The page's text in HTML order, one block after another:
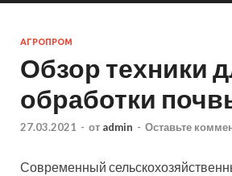
АГРОПРОМ
Обзор техники
обработки
27.03.2021 - от admin - Оставьте
Современный